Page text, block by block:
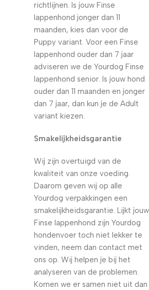
richtlijnen. Is jouw Finse
lappenhond jonger dan 11
maanden, kies dan voor de
Puppy variant. Voor een Finse
lappenhond ouder dan 7 jaar
adviseren we de Yourdog Finse
lappenhond senior. Is jouw hond
ouder dan 11 maanden en jonger
dan 7 jaar, dan kun je de Adult
variant kiezen.
Smakelijkheidsgarantie
Wij zijn overtuigd van de
kwaliteit van onze voeding.
Daarom geven wij op alle
Yourdog verpakkingen een
smakelijkheidsgarantie. Lijkt jouw
Finse lappenhond zijn Yourdog
hondenvoer toch niet lekker te
vinden, neem dan contact met
ons op. Wij helpen je bij het
analyseren van de problemen.
Komen we er samen niet uit dan